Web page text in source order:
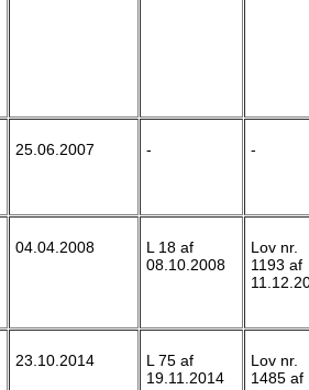
25.06.2007 - -
04.04.2008
L 18 af
08.10.2008
Lov nr.
1193 af
23.10.2014
L 75 af
19.11.2014
Lov nr.
1485 af